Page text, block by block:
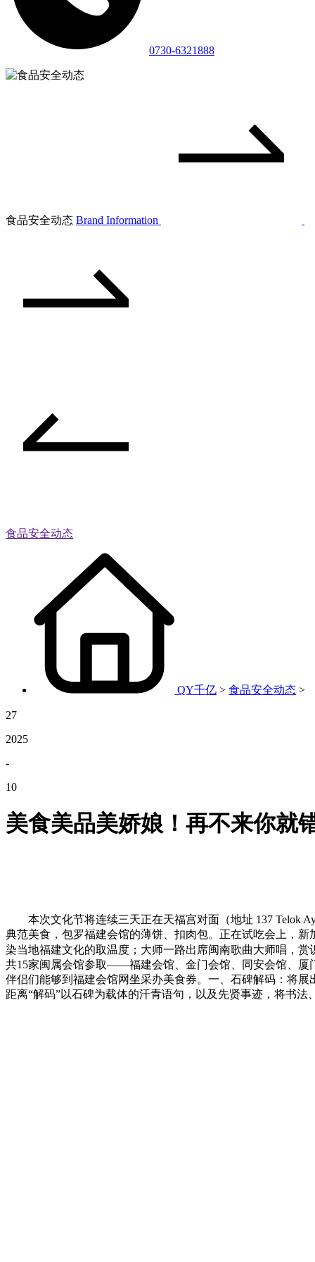
0730-6321888
食品安全动态 Brand Information
食品安全动态
QY千亿 > 食品安全动态 >
27
2025
-
10
美食美品美娇娘！再不来你就
本次文化节将连续三天正在天福宫对面（地址 137 Telok
典范美食，包罗福建会馆的薄饼、扣肉包。正在试吃会上，
染当地福建文化的取温度；大师一路出席闽南歌曲大师唱，
共15家闽属会馆参取——福建会馆、金门会馆、同安会馆、厦
伴侣们能够到福建会馆网坐采办美食券。一、石碑解码：将
距离“解码”以石碑为载体的汗青语句，以及先贤事迹，将书